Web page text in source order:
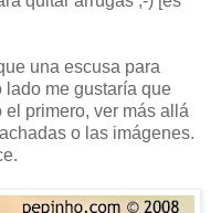
una escusa para
lado me gustaría que
primero, ver más allá
o las imágenes.